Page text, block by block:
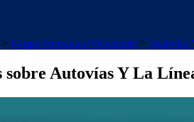
> Grupo Herradura Occidente > Autovías
sobre Autovías Y La